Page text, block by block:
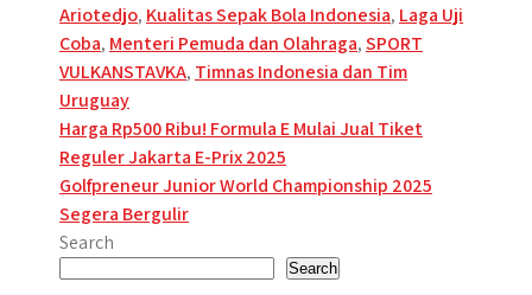
Ariotedjo, Kualitas Sepak Bola Indonesia, Laga Uji
Coba, Menteri Pemuda dan Olahraga,SPORT
VULKANSTAVKA, Timnas Indonesia dan Tim
Uruguay
Post
navigation
Harga Rp500 Ribu! Formula E Mulai Jual Tiket
Reguler Jakarta E-Prix 2025
Golfpreneur Junior World Championship 2025
Segera Bergulir
Search
Search